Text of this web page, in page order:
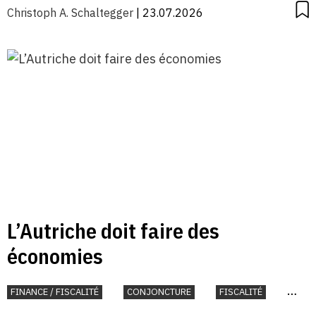
Christoph A. Schaltegger | 23.07.2026
L’Autriche doit faire des
économies
FINANCE / FISCALITÉ CONJONCTURE
FISCALITÉ